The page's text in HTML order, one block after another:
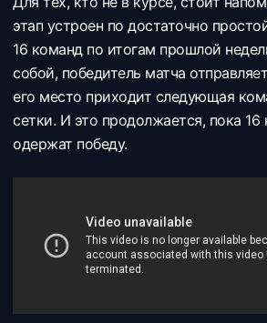
этап устроен по достаточно
16 команд по итогам прошлой
собой, победитель матча
его место приходит следующая
сетки. И это продолжается, пока 16
одержат победу.